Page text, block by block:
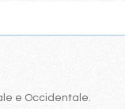
e Occidentale.